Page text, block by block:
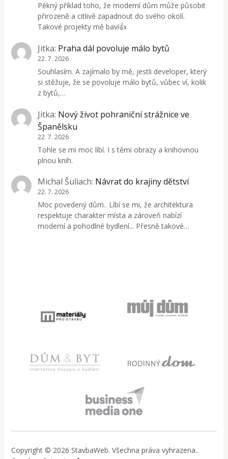
Pěkný příklad toho, že moderní dům může působit
přirozeně a citlivě zapadnout do svého okolí.
Takové projekty mě baví👍
Jitka: Praha dál povoluje málo bytů
22. 7. 2026
Souhlasím. A zajímalo by mě, jestli developer, který
si stěžuje, že se povoluje málo bytů, vůbec ví, kolik
z bytů,…
Jitka: Nový život pohraniční strážnice ve
Španělsku
22. 7. 2026
Tohle se mi moc líbí. I s těmi obrazy a knihovnou
plnou knih.
Michal Šuliach: Návrat do krajiny dětství
22. 7. 2026
Moc povedený dům.. Líbí se mi, že architektura
respektuje charakter místa a zároveň nabízí
moderní a pohodlné bydlení... Přesně takové…
Copyright © 2026 StavbaWeb. Všechna práva vyhrazena..